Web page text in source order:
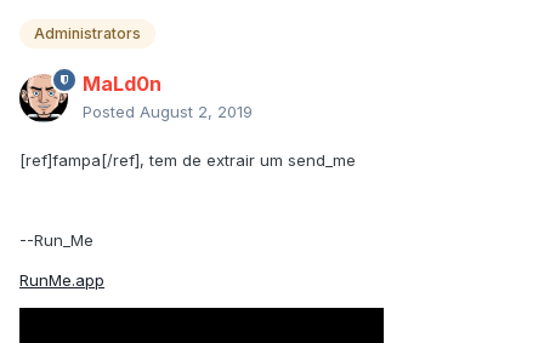
Administrators
MaLd0n
Posted August 2, 2019
[ref]fampa[/ref], tem de extrair um send_me
--Run_Me
RunMe.app